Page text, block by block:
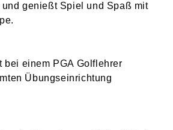
genießt Spiel und Spaß mit
bei einem PGA Golflehrer
Übungseinrichtung